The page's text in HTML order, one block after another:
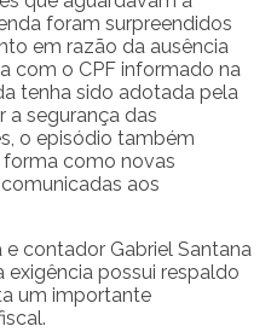
foram surpreendidos
em razão da ausência
com o CPF informado na
tenha sido adotada pela
a segurança das
o episódio também
como novas
aos
contador Gabriel Santana
exigência possui respaldo
um importante